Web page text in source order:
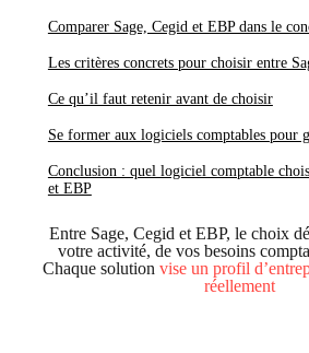
Entre Sage, Cegid et EBP, le choix
votre activité, de vos besoins
Chaque solution vise un profil
réellement
Comparer Sage, Cegid et EBP dans le
Les critères concrets pour choisir entre
Ce qu’il faut retenir avant de choisir
Se former aux logiciels comptables pour
Conclusion : quel logiciel comptable
et EBP